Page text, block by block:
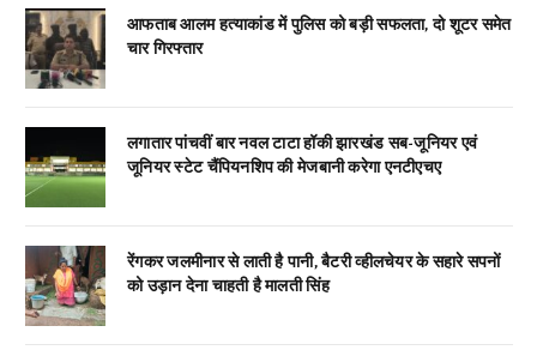
आफताब आलम हत्याकांड में पुलिस को बड़ी सफलता, दो शूटर समेत
चार गिरफ्तार
लगातार पांचवीं बार नवल टाटा हॉकी झारखंड सब-जूनियर एवं
जूनियर स्टेट चैंपियनशिप की मेजबानी करेगा एनटीएचए
रेंगकर जलमीनार से लाती है पानी, बैटरी व्हीलचेयर के सहारे सपनों
को उड़ान देना चाहती है मालती सिंह